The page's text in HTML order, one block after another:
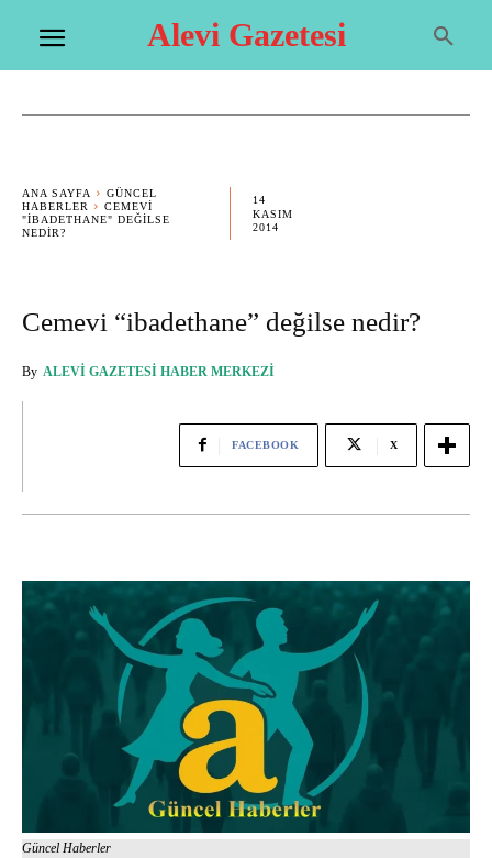
Alevi Gazetesi
ANA SAYFA
GÜNCEL
HABERLER
CEMEVI
"IBADETHANE" DEĞILSE
NEDIR?
14
KASIM
2014
Cemevi “ibadethane” değilse nedir?
By ALEVI GAZETESI HABER MERKEZI
FACEBOOK X
Güncel Haberler